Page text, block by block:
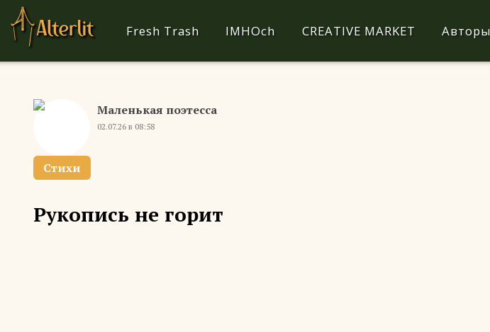
Fresh Trash IMHOch CREATIVE MARKET Авторы
Маленькая поэтесса
02.07.26 в 08:58
Стихи
Рукопись не горит